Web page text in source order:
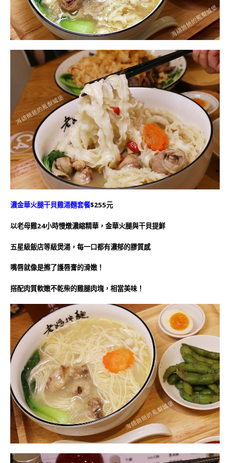
濃金華火腿干貝雞湯麵套餐$255元
以老母雞24小時慢燉濃縮精華，金華火腿與干貝提鮮
五星級飯店等級煲湯，每一口都有濃郁的膠質感
嘴唇就像是擦了護唇膏的滑嫩！
搭配肉質軟嫩不乾柴的雞腿肉塊，相當美味！